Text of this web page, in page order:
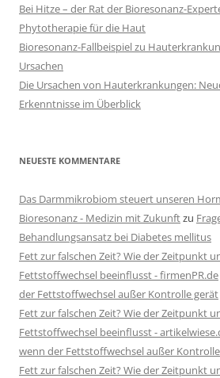
Bei Hitze – der Rat der Bioresonanz-
Phytotherapie für die Haut
Bioresonanz-Fallbeispiel zu
Ursachen
Die Ursachen von Hauterkrankungen:
Erkenntnisse im Überblick
NEUESTE KOMMENTARE
Das Darmmikrobiom steuert unseren
Bioresonanz - Medizin mit Zukunftzu
Behandlungsansatz bei Diabetes mellitus
Fett zur falschen Zeit? Wie der Zeitpunkt
Fettstoffwechsel beeinflusst - firmenPR.de
der Fettstoffwechsel außer Kontrolle gerät
Fett zur falschen Zeit? Wie der Zeitpunkt
Fettstoffwechsel beeinflusst -
wenn der Fettstoffwechsel außer
Fett zur falschen Zeit? Wie der Zeitpunkt